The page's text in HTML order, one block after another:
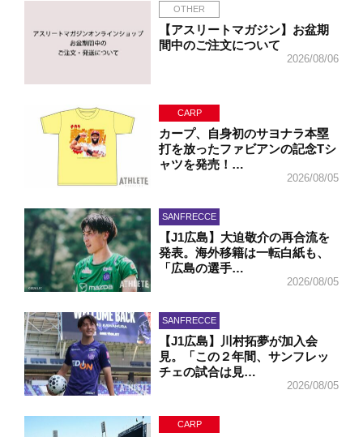
OTHER
【アスリートマガジン】お盆期
間中のご注文について
2026/08/06
CARP
カープ、自身初のサヨナラ本塁
打を放ったファビアンの記念Tシ
ャツを発売！…
2026/08/05
SANFRECCE
【J1広島】大迫敬介の再合流を
発表。海外移籍は一転白紙も、
「広島の選手…
2026/08/05
SANFRECCE
【J1広島】川村拓夢が加入会
見。「この２年間、サンフレッ
チェの試合は見…
2026/08/05
CARP